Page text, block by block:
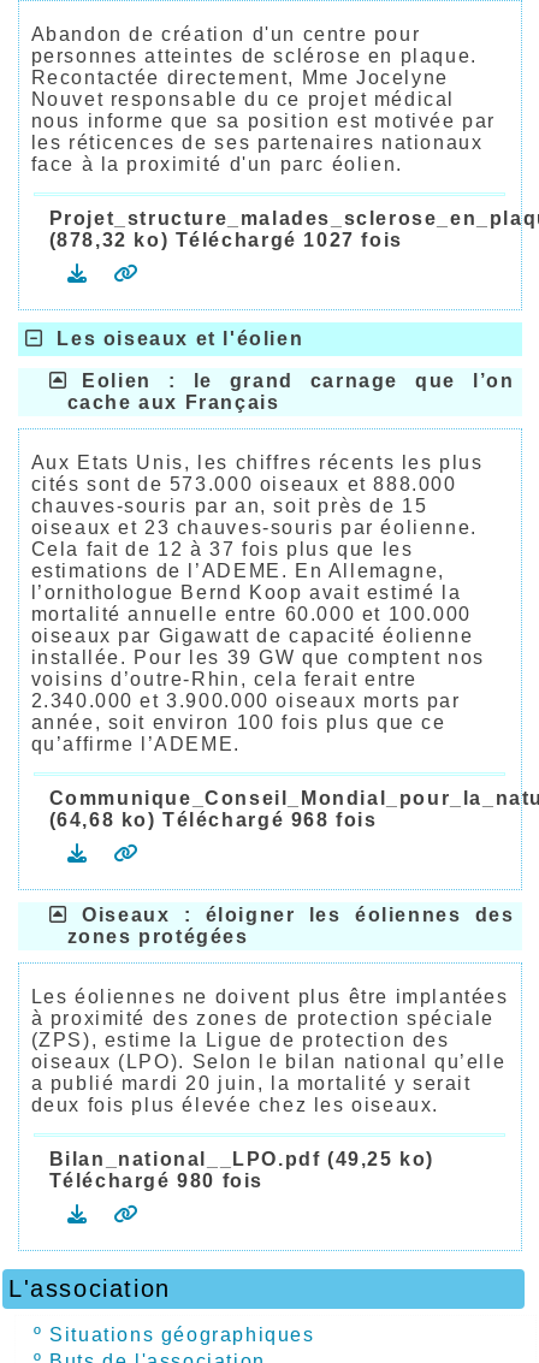
L'association
º Situations géographiques
Abandon de création d'un centre pour
personnes atteintes de sclérose en plaque.
Recontactée directement, Mme Jocelyne
Nouvet responsable du ce projet médical
nous informe que sa position est motivée par
les réticences de ses partenaires nationaux
face à la proximité d'un parc éolien.
(878,32 ko) Téléchargé 1027 fois
Les oiseaux et l'éolien
Eolien : le grand carnage que l’on
cache aux Français
Aux Etats Unis, les chiffres récents les plus
cités sont de 573.000 oiseaux et 888.000
chauves-souris par an, soit près de 15
oiseaux et 23 chauves-souris par éolienne.
Cela fait de 12 à 37 fois plus que les
estimations de l’ADEME. En Allemagne,
l’ornithologue Bernd Koop avait estimé la
mortalité annuelle entre 60.000 et 100.000
oiseaux par Gigawatt de capacité éolienne
installée. Pour les 39 GW que comptent nos
voisins d’outre-Rhin, cela ferait entre
2.340.000 et 3.900.000 oiseaux morts par
année, soit environ 100 fois plus que ce
qu’affirme l’ADEME.
(64,68 ko) Téléchargé 968 fois
Oiseaux : éloigner les éoliennes des
zones protégées
Les éoliennes ne doivent plus être implantées
à proximité des zones de protection spéciale
(ZPS), estime la Ligue de protection des
oiseaux (LPO). Selon le bilan national qu’elle
a publié mardi 20 juin, la mortalité y serait
deux fois plus élevée chez les oiseaux.
Bilan_national__LPO.pdf (49,25 ko)
Téléchargé 980 fois